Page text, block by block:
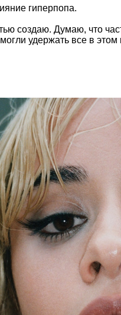
гиперпопа.
создаю. Думаю, что
удержать все в этом